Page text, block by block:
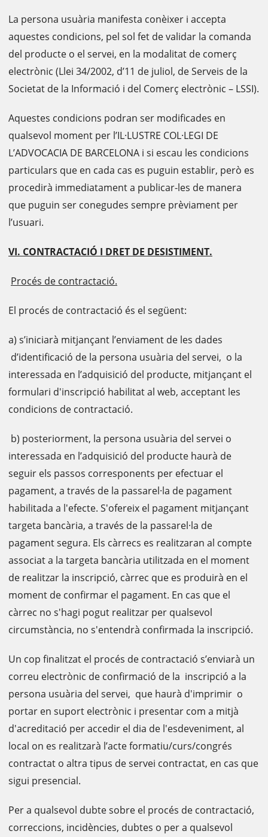
La persona usuària manifesta conèixer i accepta
aquestes condicions, pel sol fet de validar la comanda
del producte o el servei, en la modalitat de comerç
electrònic (Llei 34/2002, d’11 de juliol, de Serveis de la
Societat de la Informació i del Comerç electrònic – LSSI).
Aquestes condicions podran ser modificades en
qualsevol moment per l’IL·LUSTRE COL·LEGI DE
L’ADVOCACIA DE BARCELONA i si escau les condicions
particulars que en cada cas es puguin establir, però es
procedirà immediatament a publicar-les de manera
que puguin ser conegudes sempre prèviament per
l’usuari.
VI. CONTRACTACIÓ I DRET DE DESISTIMENT.
Procés de contractació.
El procés de contractació és el següent:
a) s’iniciarà mitjançant l’enviament de les dades
d’identificació de la persona usuària del servei, o la
interessada en l’adquisició del producte, mitjançant el
formulari d'inscripció habilitat al web, acceptant les
condicions de contractació.
b) posteriorment, la persona usuària del servei o
interessada en l’adquisició del producte haurà de
seguir els passos corresponents per efectuar el
pagament, a través de la passarel·la de pagament
habilitada a l'efecte. S'ofereix el pagament mitjançant
targeta bancària, a través de la passarel·la de
pagament segura. Els càrrecs es realitzaran al compte
associat a la targeta bancària utilitzada en el moment
de realitzar la inscripció, càrrec que es produirà en el
moment de confirmar el pagament. En cas que el
càrrec no s'hagi pogut realitzar per qualsevol
circumstància, no s'entendrà confirmada la inscripció.
Un cop finalitzat el procés de contractació s’enviarà un
correu electrònic de confirmació de la inscripció a la
persona usuària del servei, que haurà d'imprimir o
portar en suport electrònic i presentar com a mitjà
d'acreditació per accedir el dia de l'esdeveniment, al
local on es realitzarà l’acte formatiu/curs/congrés
contractat o altra tipus de servei contractat, en cas que
sigui presencial.
Per a qualsevol dubte sobre el procés de contractació,
correccions, incidències, dubtes o per a qualsevol